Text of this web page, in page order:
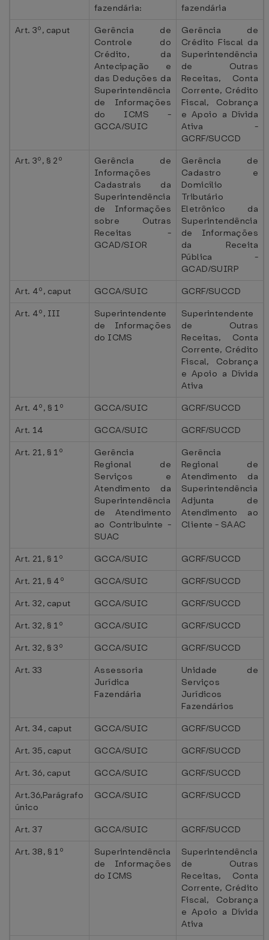
fazendária:
fazendária
Art. 3º, caput
Gerência de
Controle do
Crédito, da
Antecipação e
das Deduções da
Superintendência
de Informações
do ICMS -
GCCA/SUIC
Gerência de
Crédito Fiscal da
Superintendência
de Outras
Receitas, Conta
Corrente, Crédito
Fiscal, Cobrança
e Apoio a Dívida
Ativa -
GCRF/SUCCD
Art. 3º, § 2º
Gerência de
Informações
Cadastrais da
Superintendência
de Informações
sobre Outras
Receitas -
GCAD/SIOR
Gerência de
Cadastro e
Domicílio
Tributário
Eletrônico da
Superintendência
de Informações
da Receita
Pública -
GCAD/SUIRP
Art. 4º, caput
GCCA/SUIC
GCRF/SUCCD
Art. 4º, III
Superintendente
de Informações
do ICMS
Superintendente
de Outras
Receitas, Conta
Corrente, Crédito
Fiscal, Cobrança
e Apoio a Dívida
Ativa
Art. 4º, § 1º
GCCA/SUIC
GCRF/SUCCD
Art. 14
GCCA/SUIC
GCRF/SUCCD
Art. 21, § 1º
Gerência
Regional de
Serviços e
Atendimento da
Superintendência
de Atendimento
ao Contribuinte -
SUAC
Gerência
Regional de
Atendimento da
Superintendência
Adjunta de
Atendimento ao
Cliente - SAAC
Art. 21, § 1º GCCA/SUIC
GCRF/SUCCD
Art. 21, § 4º
GCCA/SUIC
GCRF/SUCCD
Art. 32, caput
GCCA/SUIC
GCRF/SUCCD
Art. 32, § 1º
GCCA/SUIC
GCRF/SUCCD
Art. 32, § 3º
GCCA/SUIC
GCRF/SUCCD
Art. 33
Assessoria
Jurídica
Fazendária
Unidade de
Serviços
Jurídicos
Fazendários
Art. 34, caput
GCCA/SUIC
GCRF/SUCCD
Art. 35, caput
GCCA/SUIC
GCRF/SUCCD
Art. 36, caput
GCCA/SUIC
GCRF/SUCCD
Art.36,Parágrafo
único
GCCA/SUIC GCRF/SUCCD
Art. 37 GCCA/SUIC
GCRF/SUCCD
Art. 38, § 1º
Superintendência
de Informações
do ICMS
Superintendência
de Outras
Receitas, Conta
Corrente, Crédito
Fiscal, Cobrança
e Apoio a Dívida
Ativa